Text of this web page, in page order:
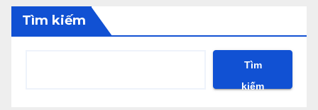
Tìm kiếm
Tìm
kiếm